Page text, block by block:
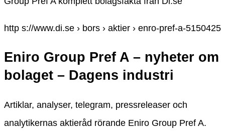
http s://www.di.se › bors › aktier › enro-pref-a-5150425
Eniro Group Pref A – nyheter om
bolaget – Dagens industri
Artiklar, analyser, telegram, pressreleaser och
analytikernas aktieråd rörande Eniro Group Pref A.